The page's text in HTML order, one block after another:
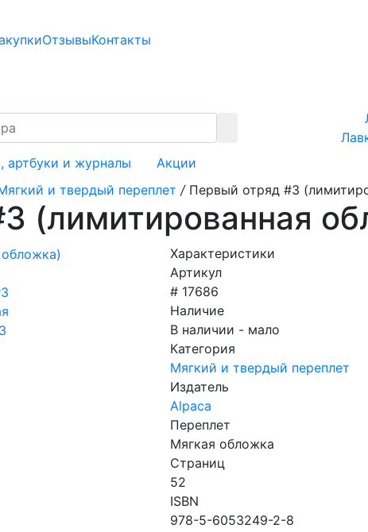
ОтзывыКонтакты
артбуки и журналы
Акции
и твердый переплет / Первый отряд #3
(лимитированная
Характеристики
Артикул
# 17686
Наличие
В наличии - мало
Категория
Мягкий и твердый переплет
Издатель
Alpaca
Переплет
Мягкая обложка
Страниц
52
ISBN
978-5-6053249-2-8